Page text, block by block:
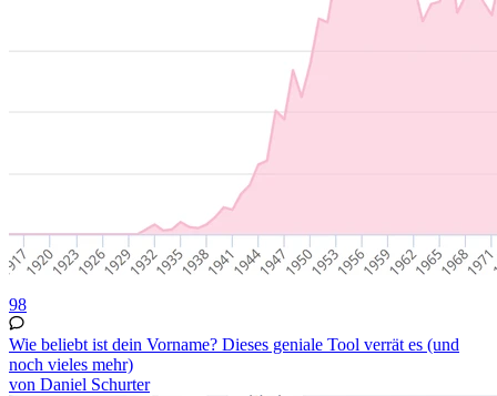
98
Wie beliebt ist dein Vorname? Dieses geniale Tool verrät es (und
noch vieles mehr)
von Daniel Schurter